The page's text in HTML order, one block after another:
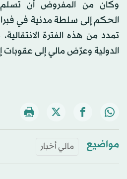
وكان من المفروض أن تسلم
تمدد من هذه الفترة
الدولية وعرّض مالي إلى عقوبات
مواضيع مالي أخبار